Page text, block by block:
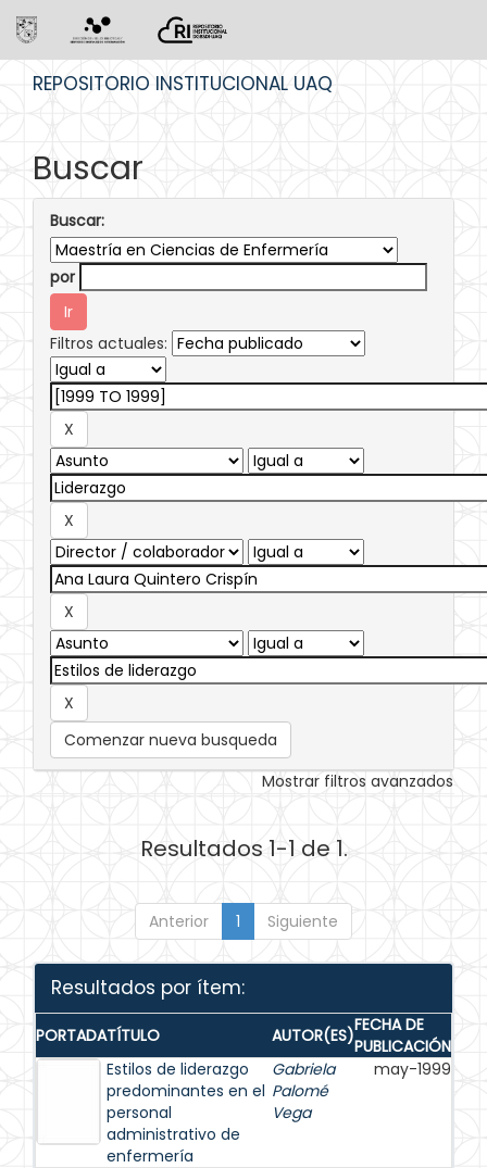
REPOSITORIO INSTITUCIONAL UAQ
Buscar
Buscar:
por
Filtros actuales:
Comenzar nueva busqueda
Mostrar filtros avanzados
Resultados 1-1 de 1.
Anterior 1 Siguiente
Resultados por ítem:
PORTADATÍTULO AUTOR(ES)FECHA DE
PUBLICACIÓN
Estilos de liderazgo
predominantes en el
personal
administrativo de
enfermería
Gabriela
Palomé
Vega
may-1999